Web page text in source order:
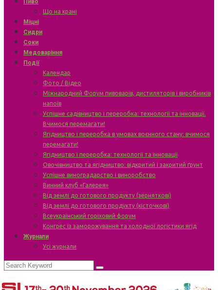
Пиво
Що на крані
Міцні
Сидри
Соки
Медоваріння
Події
Календар
Фото / Відео
Міжнародний Форум пивоварів, дистиляторів і виробників
напоїв
Успішне садівництво і переробка: технології та інновації.
Вчимося перемагати!
Ягідництво і переробка в умовах воєнного стану: вчимося
перемагати!
Ягідництво і переробка: технології та інновації
Овочівництво та ягідництво: відкритий і закритий ґрунт
Успішне виноградарство і виноробство
Винний клуб «Галерея»
Від землі до готового продукту (зерняткові)
Від землі до готового продукту (кісточкові)
Всеукраїнський горіховий форум
Конгрес із заморожування та холодної логістики ягід
Журнали
Усі журнали